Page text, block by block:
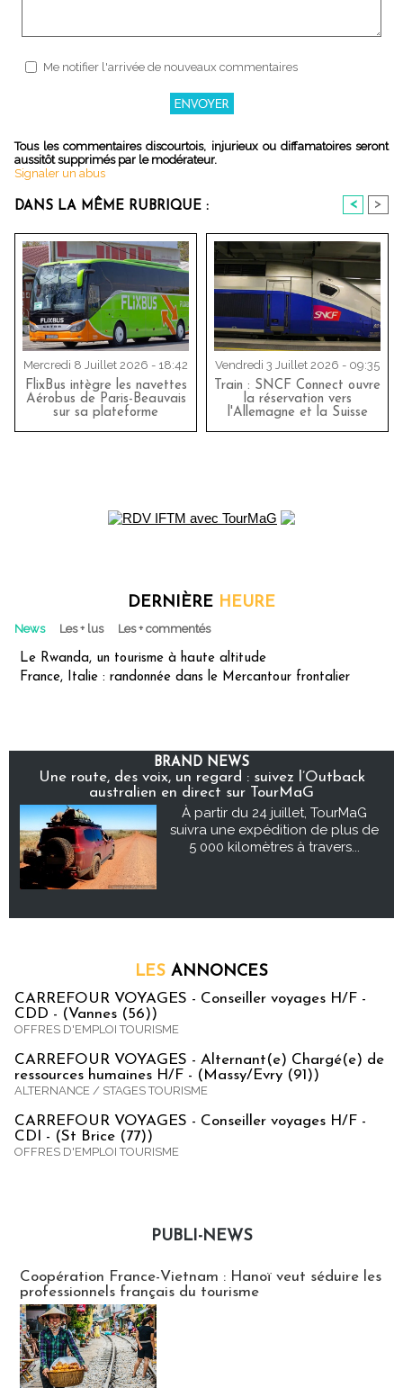
Me notifier l'arrivée de nouveaux commentaires
Tous les commentaires discourtois, injurieux ou diffamatoires seront
aussitôt supprimés par le modérateur.
Signaler un abus
DANS LA MÊME RUBRIQUE : < >
Mercredi 8 Juillet 2026 - 18:42
FlixBus intègre les navettes
Aérobus de Paris-Beauvais
sur sa plateforme
Vendredi 3 Juillet 2026 - 09:35
Train : SNCF Connect ouvre
la réservation vers
l'Allemagne et la Suisse
DERNIÈRE HEURE
News Les + lus Les + commentés
Le Rwanda, un tourisme à haute altitude
France, Italie : randonnée dans le Mercantour frontalier
BRAND NEWS
Une route, des voix, un regard : suivez l’Outback
australien en direct sur TourMaG
À partir du 24 juillet, TourMaG
suivra une expédition de plus de
5 000 kilomètres à travers...
LES ANNONCES
CARREFOUR VOYAGES - Conseiller voyages H/F -
CDD - (Vannes (56))
OFFRES D'EMPLOI TOURISME
CARREFOUR VOYAGES - Alternant(e) Chargé(e) de
ressources humaines H/F - (Massy/Evry (91))
ALTERNANCE / STAGES TOURISME
CARREFOUR VOYAGES - Conseiller voyages H/F -
CDI - (St Brice (77))
OFFRES D'EMPLOI TOURISME
PUBLI-NEWS
Coopération France-Vietnam : Hanoï veut séduire les
professionnels français du tourisme